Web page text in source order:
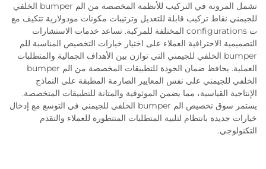
تشمل المرونة في التركيب للأنظمة المخصصة من الم bumper الخلفي
للجيمني نقاط تركيب قابلة للتعديل وترتيبات مكونات مودولارية تتكيف مع
ت configurations المختلفة للمركبة. تساعد خدمات الاستشارات
التصميمية الاحترافية العملاء على اختيار خيارات التخصيص المناسبة للم
bumper الخلفي للجيمني التي توازن بين الأهداف الجمالية والمتطلبات
العملية. يحافظ ضمان الجودة للتطبيقات المخصصة من الم bumper
الخلفي للجيمني على نفس المعايير الصارمة المطبقة على النماذج
الإنتاجية القياسية، مما يضمن الموثوقية والمتانة للتطبيقات المتخصصة.
يستمر سوق تخصيص الم bumper الخلفي للجيمني في التوسع مع إدخال
خيارات جديدة بانتظام لتلبية المتطلبات المتتطورة للعملاء والتقدم
التكنولوجي.